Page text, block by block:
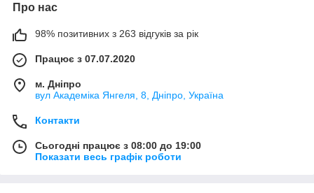
Про нас
98% позитивних з 263 відгуків за рік
Працює з 07.07.2020
м. Дніпро
вул Академіка Янгеля, 8, Дніпро, Україна
Контакти
Сьогодні працює з 08:00 до 19:00
Показати весь графік роботи